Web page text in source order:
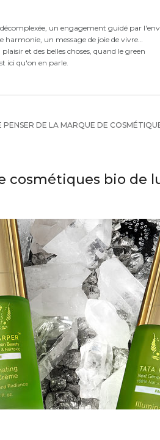
un engagement guidé par
harmonie, un message de joie de vivre
et des belles choses, quand le green
ici qu'on en parle.
DE LA MARQUE DE
cosmétiques bio de